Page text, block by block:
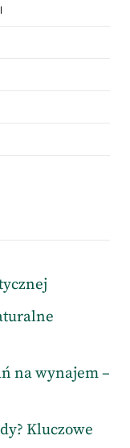
na wynajem –
Kluczowe